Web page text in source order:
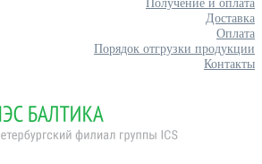
Получение и оплата
Доставка
Оплата
Порядок отгрузки продукции
Контакты